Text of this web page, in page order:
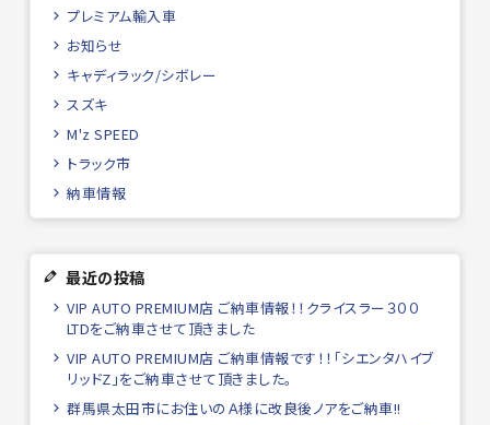
プレミアム輸入車
お知らせ
キャディラック/シボレー
スズキ
M'z SPEED
トラック市
納車情報
最近の投稿
VIP AUTO PREMIUM店 ご納車情報！！クライスラー３００
LTDをご納車させて頂きました
VIP AUTO PREMIUM店 ご納車情報です！！「シエンタハイブ
リッドZ」をご納車させて頂きました。
群馬県太田市にお住いのＡ様に改良後ノアをご納車!!